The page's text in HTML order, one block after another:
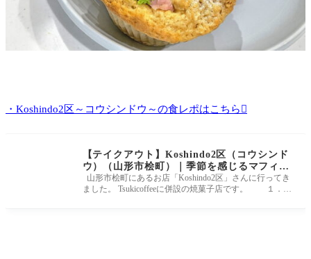
・Koshindo2区～コウシンドウ～の食レポはこちら
【テイクアウト】Koshindo2区（コウシンド
ウ）（山形市桧町）｜季節を感じるマフィン
がお出迎え
山形市桧町にあるお店「Koshindo2区」さんに行ってき
ました。 Tsukicoffeeに併設の焼菓子店です。 １．K